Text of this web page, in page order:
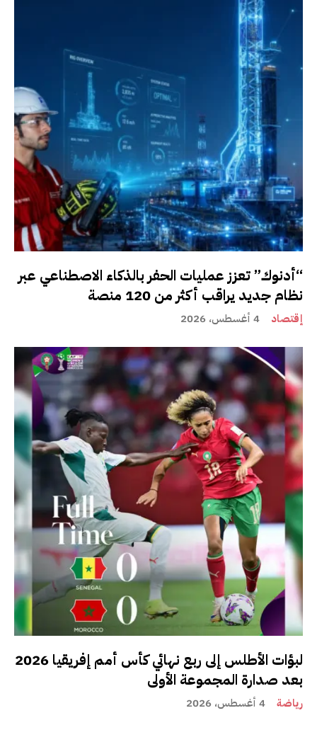
“أدنوك” تعزز عمليات الحفر بالذكاء الاصطناعي عبر
نظام جديد يراقب أكثر من 120 منصة
إقتصاد 4 أغسطس، 2026
لبؤات الأطلس إلى ربع نهائي كأس أمم إفريقيا 2026
بعد صدارة المجموعة الأولى
رياضة 4 أغسطس، 2026